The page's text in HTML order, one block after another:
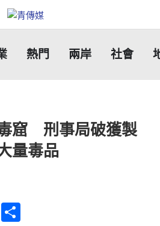
熱門 兩岸 社會
窟 刑事局破獲製
量毒品
Messenger